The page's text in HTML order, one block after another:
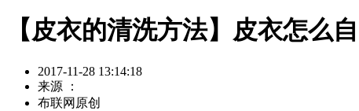
【皮衣的清洗方法】皮衣怎么
2017-11-28 13:14:18
来源 ：
布联网原创